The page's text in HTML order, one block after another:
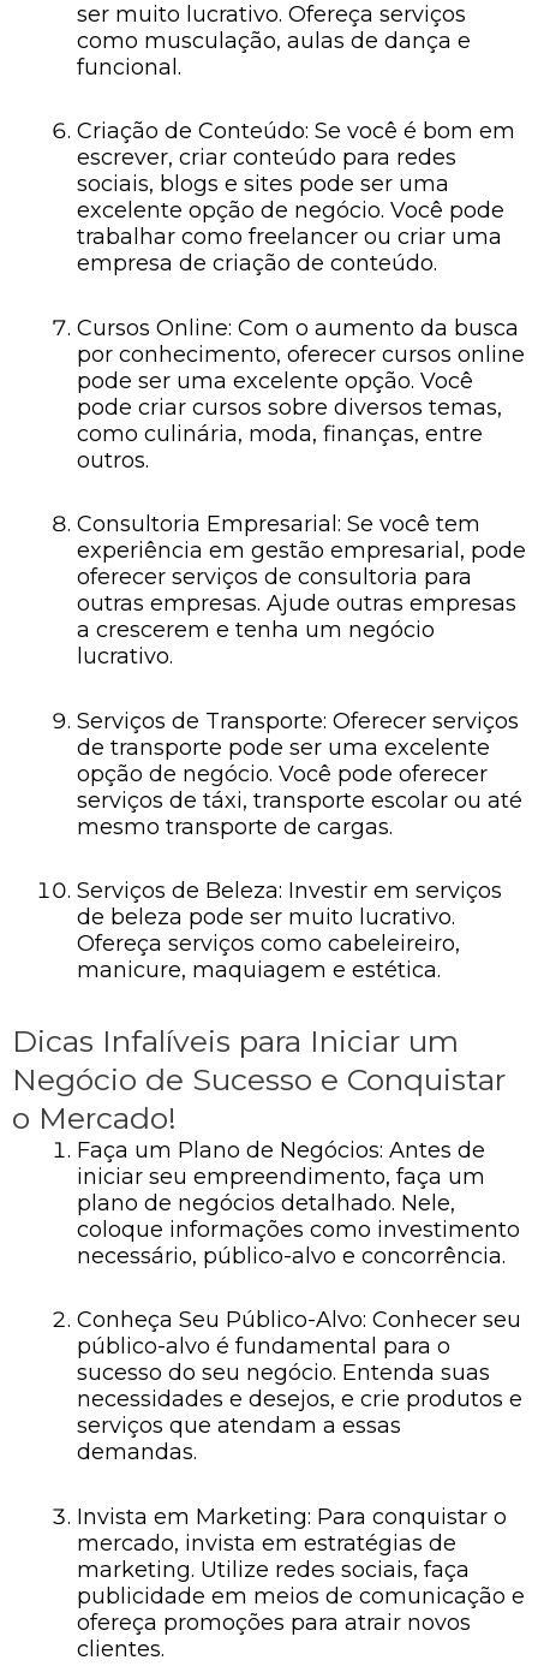
ser muito lucrativo. Ofereça serviços
como musculação, aulas de dança e
funcional.
Criação de Conteúdo: Se você é bom em
escrever, criar conteúdo para redes
sociais, blogs e sites pode ser uma
excelente opção de negócio. Você pode
trabalhar como freelancer ou criar uma
empresa de criação de conteúdo.
Cursos Online: Com o aumento da busca
por conhecimento, oferecer cursos online
pode ser uma excelente opção. Você
pode criar cursos sobre diversos temas,
como culinária, moda, finanças, entre
outros.
Consultoria Empresarial: Se você tem
experiência em gestão empresarial, pode
oferecer serviços de consultoria para
outras empresas. Ajude outras empresas
a crescerem e tenha um negócio
lucrativo.
Serviços de Transporte: Oferecer serviços
de transporte pode ser uma excelente
opção de negócio. Você pode oferecer
serviços de táxi, transporte escolar ou até
mesmo transporte de cargas.
Serviços de Beleza: Investir em serviços
de beleza pode ser muito lucrativo.
Ofereça serviços como cabeleireiro,
manicure, maquiagem e estética.
Dicas Infalíveis para Iniciar um
Negócio de Sucesso e Conquistar
o Mercado!
Faça um Plano de Negócios: Antes de
iniciar seu empreendimento, faça um
plano de negócios detalhado. Nele,
coloque informações como investimento
necessário, público-alvo e concorrência.
Conheça Seu Público-Alvo: Conhecer seu
público-alvo é fundamental para o
sucesso do seu negócio. Entenda suas
necessidades e desejos, e crie produtos e
serviços que atendam a essas
demandas.
Invista em Marketing: Para conquistar o
mercado, invista em estratégias de
marketing. Utilize redes sociais, faça
publicidade em meios de comunicação e
ofereça promoções para atrair novos
clientes.